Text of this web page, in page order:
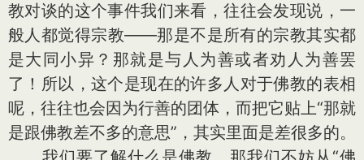
教对谈的这个事件我们来看，往往会发现说，一
般人都觉得宗教——那是不是所有的宗教其实都
是大同小异？那就是与人为善或者劝人为善罢
了！所以，这个是现在的许多人对于佛教的表相
呢，往往也会因为行善的团体，而把它贴上“那就
是跟佛教差不多的意思”，其实里面是差很多的。